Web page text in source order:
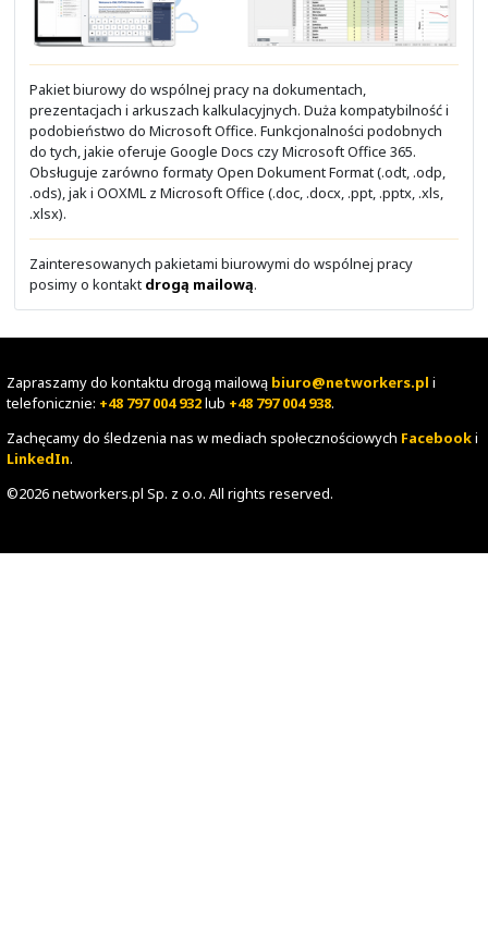
- Środowiska aplikacyjne
- Cyberbezpieczeństwo
- Bezpieczeństwo aplikacji i OS
- Bezpieczeństwo danych
- Dyrektywa NIS2
- Chmura prywatna
Pakiet biurowy do chmury prywatnej
Wspólna praca na plikach bez usług chmury